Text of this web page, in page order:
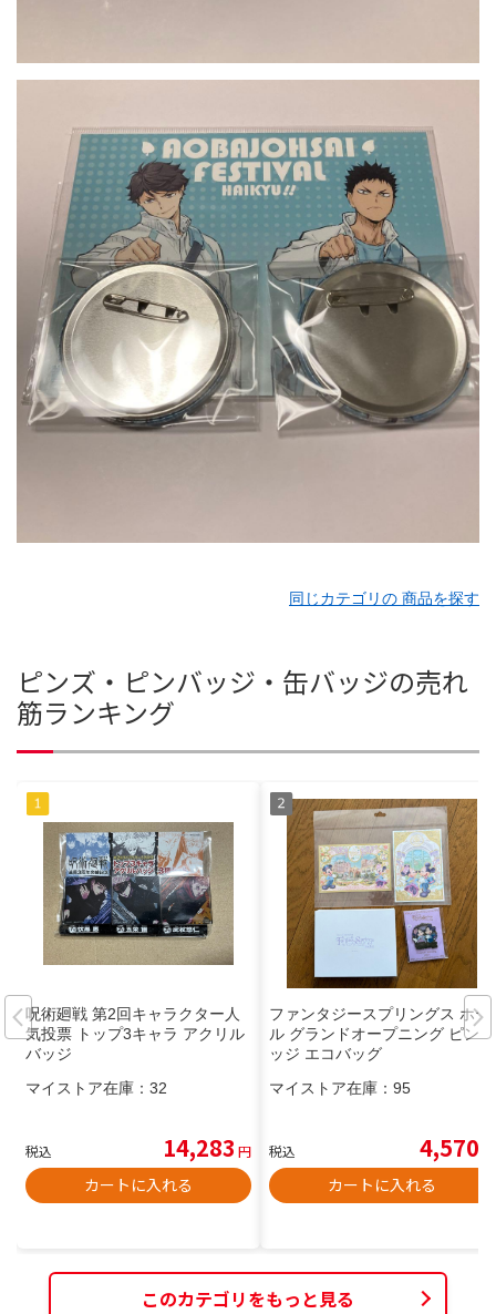
同じカテゴリの 商品を探す
ピンズ・ピンバッジ・缶バッジの売れ
筋ランキング
呪術廻戦 第2回キャラクター人
気投票 トップ3キャラ アクリル
バッジ
マイストア在庫： 32
税込 14,283 円
カートに入れる
ファンタジースプリングス ホテ
ル グランドオープニング ピンバ
ッジ エコバッグ
マイストア在庫： 95
税込 4,570
カートに入れる
このカテゴリをもっと見る